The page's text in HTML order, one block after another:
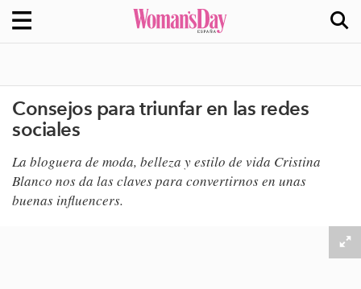
Consejos para triunfar en las redes
sociales
​La bloguera de moda, belleza y estilo de vida Cristina
Blanco nos da las claves para convertirnos en unas
buenas influencers.